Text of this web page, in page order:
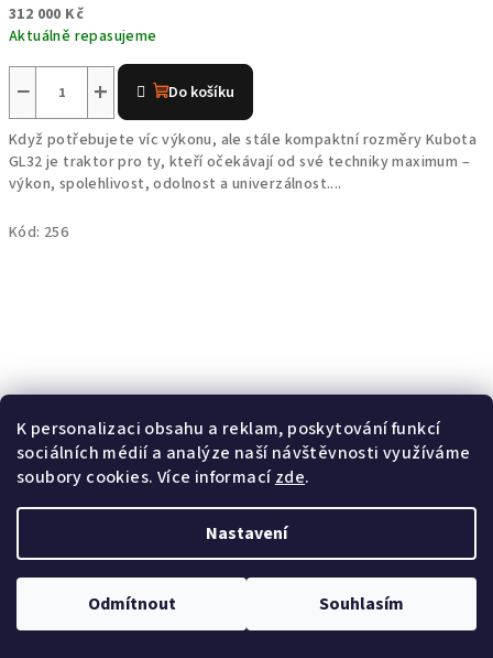
K personalizaci obsahu a reklam, poskytování funkcí
sociálních médií a analýze naší návštěvnosti využíváme
soubory cookies. Více informacízde.
Nastavení
Odmítnout Souhlasím
312 000 Kč
Aktuálně repasujeme
+
− Do košíku
Když potřebujete víc výkonu, ale stále kompaktní rozměry Kubota
GL32 je traktor pro ty, kteří očekávají od své techniky maximum –
výkon, spolehlivost, odolnost a univerzálnost....
Kód: 256
Kubota GL467
359 000 Kč bez DPH